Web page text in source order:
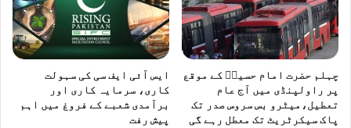
ک
ی
ق
ی
ت
ک
ے
ح
ف
ظ
ا
ر
ٹ
ی
چہلم حضرت امام حسینؓ کے موقع
پر راولپنڈی میں آج عام
تعطیل،میٹرو بس سروس صدر تک
پاک سیکرٹریٹ تک معطل رہے گی
ایس آئی ایف سی کی سہولت
کاری، سرمایہ کاری اور
برآمدی شعبے کے فروغ میں اہم
پیش رفت